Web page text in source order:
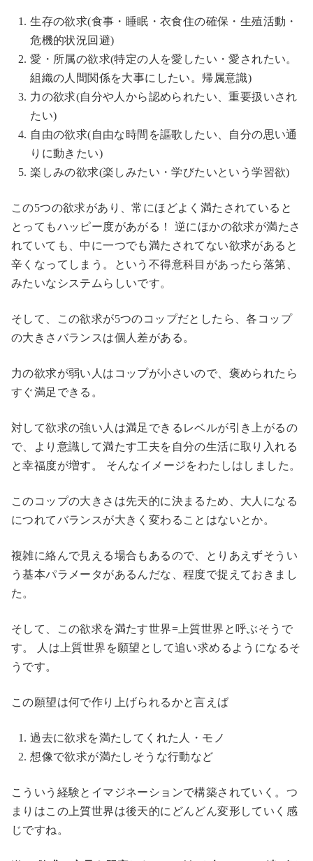
生存の欲求(食事・睡眠・衣食住の確保・生殖活動・
危機的状況回避)
愛・所属の欲求(特定の人を愛したい・愛されたい。
組織の人間関係を大事にしたい。帰属意識)
力の欲求(自分や人から認められたい、重要扱いされ
たい)
自由の欲求(自由な時間を謳歌したい、自分の思い通
りに動きたい)
楽しみの欲求(楽しみたい・学びたいという学習欲)
この5つの欲求があり、常にほどよく満たされていると
とってもハッピー度があがる！ 逆にほかの欲求が満たさ
れていても、中に一つでも満たされてない欲求があると
辛くなってしまう。という不得意科目があったら落第、
みたいなシステムらしいです。
そして、この欲求が5つのコップだとしたら、各コップ
の大きさバランスは個人差がある。
力の欲求が弱い人はコップが小さいので、褒められたら
すぐ満足できる。
対して欲求の強い人は満足できるレベルが引き上がるの
で、より意識して満たす工夫を自分の生活に取り入れる
と幸福度が増す。 そんなイメージをわたしはしました。
このコップの大きさは先天的に決まるため、大人になる
につれてバランスが大きく変わることはないとか。
複雑に絡んで見える場合もあるので、とりあえずそうい
う基本パラメータがあるんだな、程度で捉えておきまし
た。
そして、この欲求を満たす世界=上質世界と呼ぶそうで
す。 人は上質世界を願望として追い求めるようになるそ
うです。
この願望は何で作り上げられるかと言えば
過去に欲求を満たしてくれた人・モノ
想像で欲求が満たしそうな行動など
こういう経験とイマジネーションで構築されていく。つ
まりはこの上質世界は後天的にどんどん変形していく感
じですね。